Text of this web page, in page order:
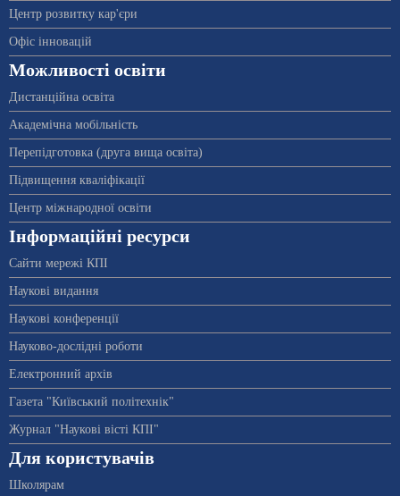
Центр розвитку кар'єри
Офіс інновацій
Можливості освіти
Дистанційна освіта
Академічна мобільність
Перепідготовка (друга вища освіта)
Підвищення кваліфікації
Центр міжнародної освіти
Інформаційні ресурси
Сайти мережі КПІ
Наукові видання
Наукові конференції
Науково-дослідні роботи
Електронний архів
Газета "Київський політехнік"
Журнал "Наукові вісті КПІ"
Для користувачів
Школярам